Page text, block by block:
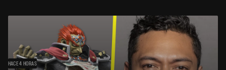
HACE 4 HORAS